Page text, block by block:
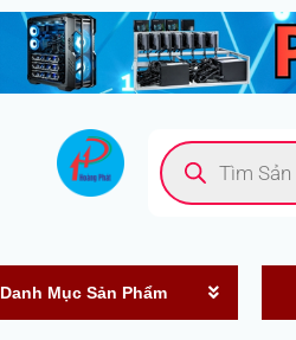
Tìm
kiếm
sản
phẩm
Danh Mục Sản Phẩm